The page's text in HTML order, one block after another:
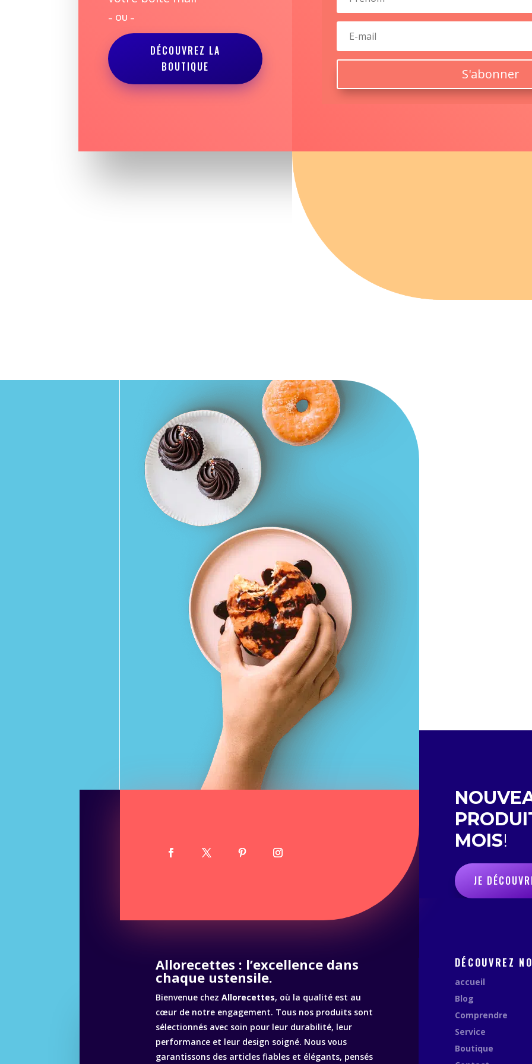
– OU –
DÉCOUVREZ LA
BOUTIQUE
S'abonner
MOIS!
JE
Allorecettes : l’excellence dans
chaque ustensile.
Bienvenue chez Allorecettes, où la qualité est au
cœur de notre engagement. Tous nos produits sont
sélectionnés avec soin pour leur durabilité, leur
performance et leur design soigné. Nous vous
garantissons des articles fiables et élégants, pensés
DÉCOUVREZ
accueil
Blog
Comprendre
Service
Boutique